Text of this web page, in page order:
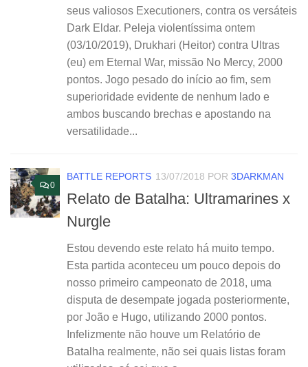
seus valiosos Executioners, contra os versáteis
Dark Eldar. Peleja violentíssima ontem
(03/10/2019), Drukhari (Heitor) contra Ultras
(eu) em Eternal War, missão No Mercy, 2000
pontos. Jogo pesado do início ao fim, sem
superioridade evidente de nenhum lado e
ambos buscando brechas e apostando na
versatilidade...
0
BATTLE REPORTS 13/07/2018 POR 3DARKMAN
Relato de Batalha: Ultramarines x
Nurgle
Estou devendo este relato há muito tempo.
Esta partida aconteceu um pouco depois do
nosso primeiro campeonato de 2018, uma
disputa de desempate jogada posteriormente,
por João e Hugo, utilizando 2000 pontos.
Infelizmente não houve um Relatório de
Batalha realmente, não sei quais listas foram